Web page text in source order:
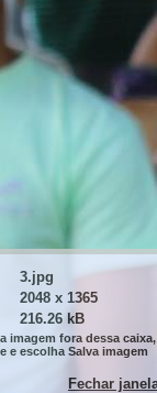
3.jpg
2048 x 1365
216.26 kB
imagem fora dessa caixa,
e escolha Salva imagem
Fechar